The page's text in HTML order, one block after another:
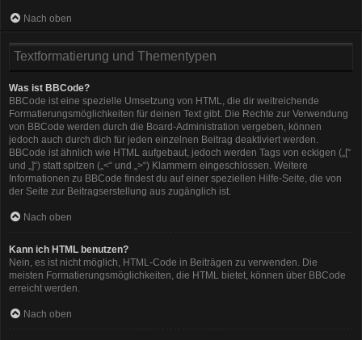
Nach oben
Textformatierung und Thementypen
Was ist BBCode?
BBCode ist eine spezielle Umsetzung von HTML, die dir weitreichende
Formatierungsmöglichkeiten für deinen Text gibt. Die Rechte zur Verwendung
von BBCode werden durch die Board-Administration vergeben, können
jedoch auch durch dich für jeden einzelnen Beitrag deaktiviert werden.
BBCode ist ähnlich wie HTML aufgebaut, jedoch werden Tags von eckigen („[“
und „]“) statt spitzen („<“ und „>“) Klammern eingeschlossen. Weitere
Informationen zu BBCode findest du auf einer speziellen Hilfe-Seite, die von
der Seite zur Beitragserstellung aus zugänglich ist.
Nach oben
Kann ich HTML benutzen?
Nein, es ist nicht möglich, HTML-Code in Beiträgen zu verwenden. Die
meisten Formatierungsmöglichkeiten, die HTML bietet, können über BBCode
erreicht werden.
Nach oben